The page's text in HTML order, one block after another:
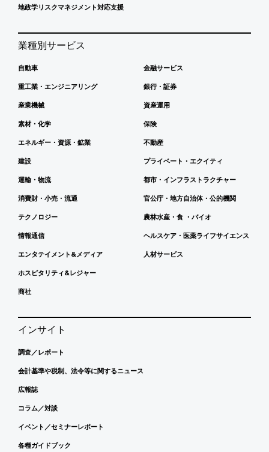
地政学リスクマネジメント対応支援
業種別サービス
自動車
重工業・エンジニアリング
産業機械
素材・化学
エネルギー・資源・鉱業
建設
運輸・物流
消費財・小売・流通
テクノロジー
情報通信
エンタテイメント&メディア
ホスピタリティ&レジャー
商社
金融サービス
銀行・証券
資産運用
保険
不動産
プライベート・エクイティ
都市・インフラストラクチャー
官公庁・地方自治体・公的機関
農林水産・食 ・バイオ
ヘルスケア・医薬ライフサイエンス
人材サービス
インサイト
調査／レポート
会計基準や税制、法令等に関するニュース
広報誌
コラム／対談
イベント／セミナーレポート
各種ガイドブック